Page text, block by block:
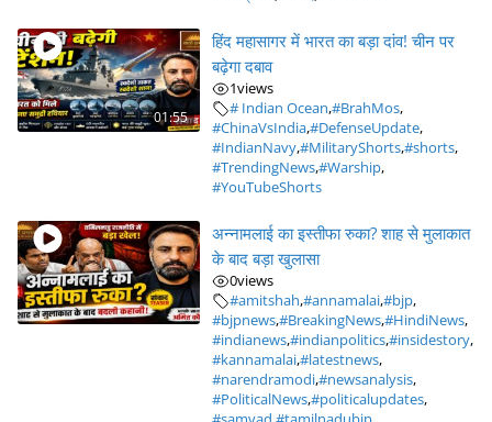
01:55
हिंद महासागर में भारत का बड़ा दांव! चीन पर
बढ़ेगा दबाव
1views
# Indian Ocean,#BrahMos,
#ChinaVsIndia,#DefenseUpdate,
#IndianNavy,#MilitaryShorts,#shorts,
#TrendingNews,#Warship,
#YouTubeShorts
अन्नामलाई का इस्तीफा रुका? शाह से मुलाकात
के बाद बड़ा खुलासा
0views
#amitshah,#annamalai,#bjp,
#bjpnews,#BreakingNews,#HindiNews,
#indianews,#indianpolitics,#insidestory,
#kannamalai,#latestnews,
#narendramodi,#newsanalysis,
#PoliticalNews,#politicalupdates,